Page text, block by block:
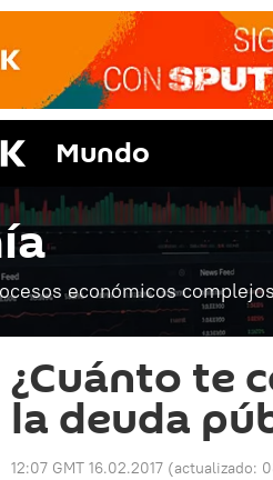
Mundo
económicos
¿Cuánto te
la deuda
12:07 GMT 16.02.2017 (actualizado: